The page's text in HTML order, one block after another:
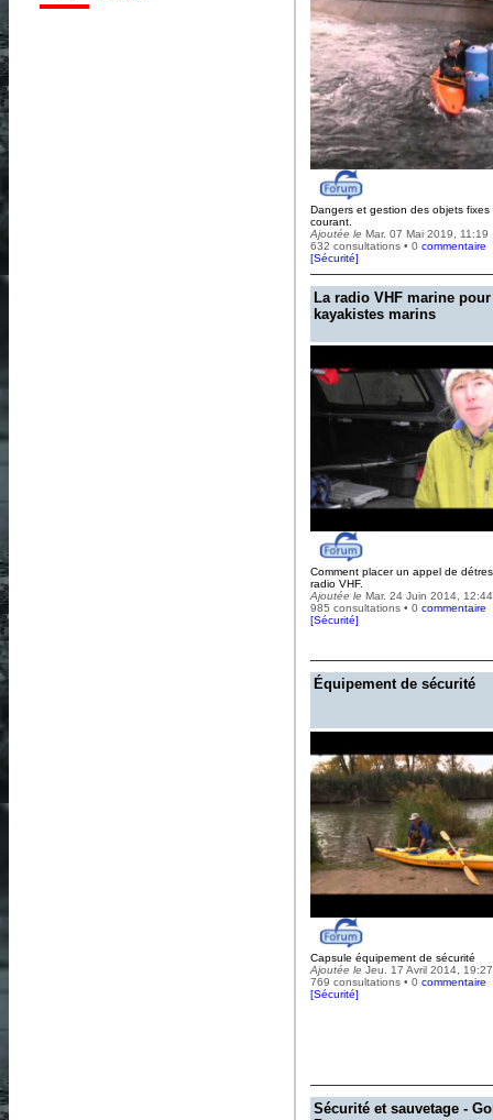
Dangers et gestion des objets fixes
courant.
Ajoutée le Mar. 07 Mai 2019, 11:19
632 consultations • 0 commentaire
[Sécurité]
La radio VHF marine
kayakistes marins
Comment placer un appel de
radio VHF.
Ajoutée le Mar. 24 Juin 2014, 12:44
985 consultations • 0 commentaire
[Sécurité]
Équipement de sécurité
Capsule équipement de sécurité
Ajoutée le Jeu. 17 Avril 2014, 19:27
769 consultations • 0 commentaire
[Sécurité]
Sécurité et sauvetage -